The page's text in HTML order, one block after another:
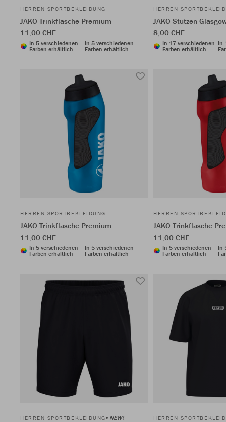
HERREN SPORTBEKLEIDUNG
JAKO Trinkflasche Premium
11,00 CHF
In 5 verschiedenen
Farben erhältlich
In 5 verschiedenen
Farben erhältlich
HERREN
JAKO Stutzen
8,00 CHF
In 17 verschiedenen
Farben erhältlich
In
HERREN SPORTBEKLEIDUNG
JAKO Trinkflasche Premium
11,00 CHF
In 5 verschiedenen
Farben erhältlich
In 5 verschiedenen
Farben erhältlich
HERREN
JAKO Trinkflasche
11,00 CHF
In 5 verschiedenen
Farben erhältlich
In
HERREN SPORTBEKLEIDUNG NEW! HERREN